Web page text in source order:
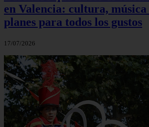
en Valencia: cultura,
planes para todos los gustos
17/07/2026